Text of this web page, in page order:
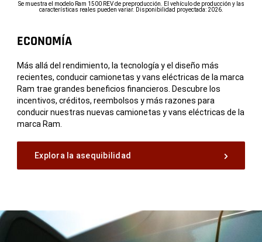
Se muestra el modelo Ram 1500 REV de preproducción. El vehículo de producción y las
características reales pueden variar. Disponibilidad proyectada: 2026.
ECONOMÍA
Más allá del rendimiento, la tecnología y el diseño más
recientes, conducir camionetas y vans eléctricas de la marca
Ram trae grandes beneficios financieros. Descubre los
incentivos, créditos, reembolsos y más razones para
conducir nuestras nuevas camionetas y vans eléctricas de la
marca Ram.
Explora la asequibilidad